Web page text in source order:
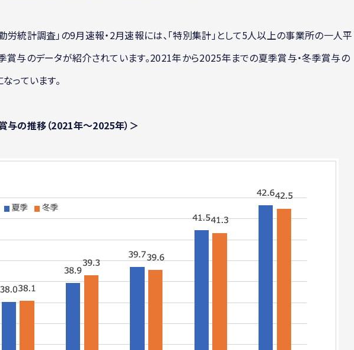
労統計調査」の9月速報・2月速報には、「特別集計」として5人以上の事業所の一人平
賞与のデータが紹介されています。2021年から2025年までの夏季賞与・冬季賞与の
っています。
与の推移（2021年〜2025年）＞